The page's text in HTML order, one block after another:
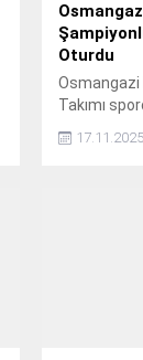
Oturdu
Osmangazi
Takımı
Ulusal 12
gösterdiği
17.11.2025